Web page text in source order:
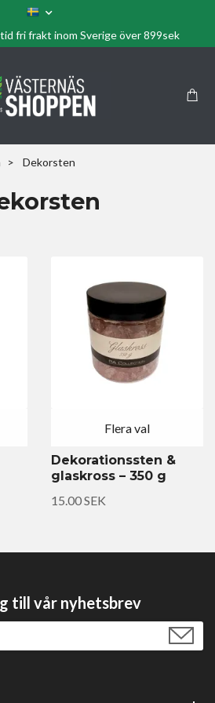
fri frakt inom Sverige över 899sek
Dekorsten
Flera val
Dekorationssten &
glaskross – 350 g
15.00 SEK
till vår nyhetsbrev